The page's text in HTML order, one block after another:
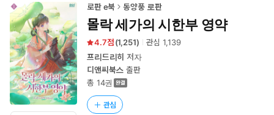
로
이
동
로판 e북 동양풍 로판
몰락 세가의 시한부 영약
4.7 (1,251) 관심1,139
프리드리히 저자
디앤씨북스 출판
총 14권
관심